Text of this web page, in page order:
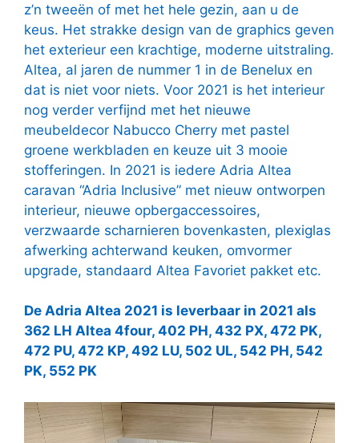
z’n tweeën of met het hele gezin, aan u de
keus. Het strakke design van de graphics geven
het exterieur een krachtige, moderne uitstraling.
Altea, al jaren de nummer 1 in de Benelux en
dat is niet voor niets. Voor 2021 is het interieur
nog verder verfijnd met het nieuwe
meubeldecor Nabucco Cherry met pastel
groene werkbladen en keuze uit 3 mooie
stofferingen. In 2021 is iedere Adria Altea
caravan “Adria Inclusive” met nieuw ontworpen
interieur, nieuwe opbergaccessoires,
verzwaarde scharnieren bovenkasten, plexiglas
afwerking achterwand keuken, omvormer
upgrade, standaard Altea Favoriet pakket etc.
De Adria Altea 2021 is leverbaar in 2021 als
362 LH Altea 4four, 402 PH, 432 PX, 472 PK,
472 PU, 472 KP, 492 LU, 502 UL, 542 PH, 542
PK, 552 PK